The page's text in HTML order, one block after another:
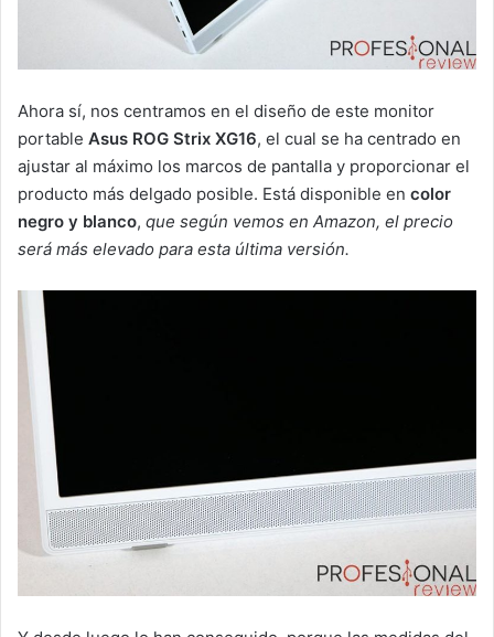
Ahora sí, nos centramos en el diseño de este monitor
portable Asus ROG Strix XG16, el cual se ha centrado en
ajustar al máximo los marcos de pantalla y proporcionar el
producto más delgado posible. Está disponible en color
negro y blanco, que según vemos en Amazon, el precio
será más elevado para esta última versión.